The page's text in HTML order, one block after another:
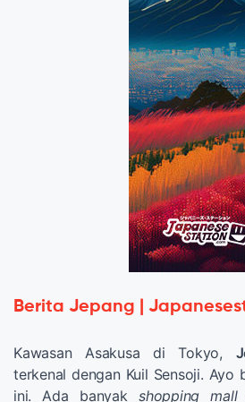
Berita Jepang |
Kawasan Asakusa di Tokyo,
terkenal dengan Kuil Sensoji. Ayo
ini. Ada banyakshopping mall